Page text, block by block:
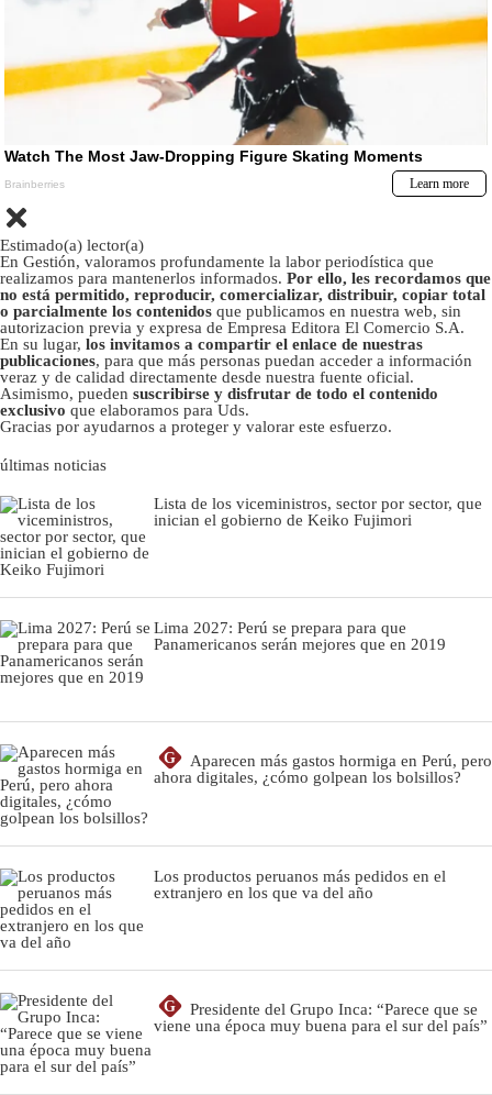
Estimado(a) lector(a)
En Gestión, valoramos profundamente la labor periodística que
realizamos para mantenerlos informados. Por ello, les recordamos que
no está permitido, reproducir, comercializar, distribuir, copiar total
o parcialmente los contenidos que publicamos en nuestra web, sin
autorizacion previa y expresa de Empresa Editora El Comercio S.A.
En su lugar, los invitamos a compartir el enlace de nuestras
publicaciones, para que más personas puedan acceder a información
veraz y de calidad directamente desde nuestra fuente oficial.
Asimismo, pueden suscribirse y disfrutar de todo el contenido
exclusivo que elaboramos para Uds.
Gracias por ayudarnos a proteger y valorar este esfuerzo.
últimas noticias
Lista de los viceministros, sector por sector, que
inician el gobierno de Keiko Fujimori
Lima 2027: Perú se prepara para que
Panamericanos serán mejores que en 2019
G
Aparecen más gastos hormiga en Perú, pero
ahora digitales, ¿cómo golpean los bolsillos?
Los productos peruanos más pedidos en el
extranjero en los que va del año
G
Presidente del Grupo Inca: “Parece que se
viene una época muy buena para el sur del país”